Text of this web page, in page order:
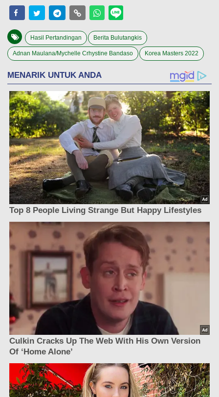
Hasil Pertandingan Berita Bulutangkis
Adnan Maulana/Mychelle Crhystine Bandaso Korea Masters 2022